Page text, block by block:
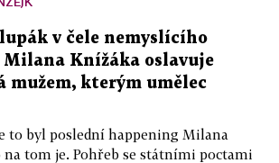
v čele nemyslícího
Milana Knížáka oslavuje
mužem, kterým umělec
to byl poslední happening Milana
na tom je. Pohřeb se státními poctami